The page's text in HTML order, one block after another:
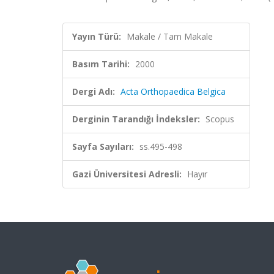
Yayın Türü: Makale / Tam Makale
Basım Tarihi: 2000
Dergi Adı: Acta Orthopaedica Belgica
Derginin Tarandığı İndeksler: Scopus
Sayfa Sayıları: ss.495-498
Gazi Üniversitesi Adresli: Hayır